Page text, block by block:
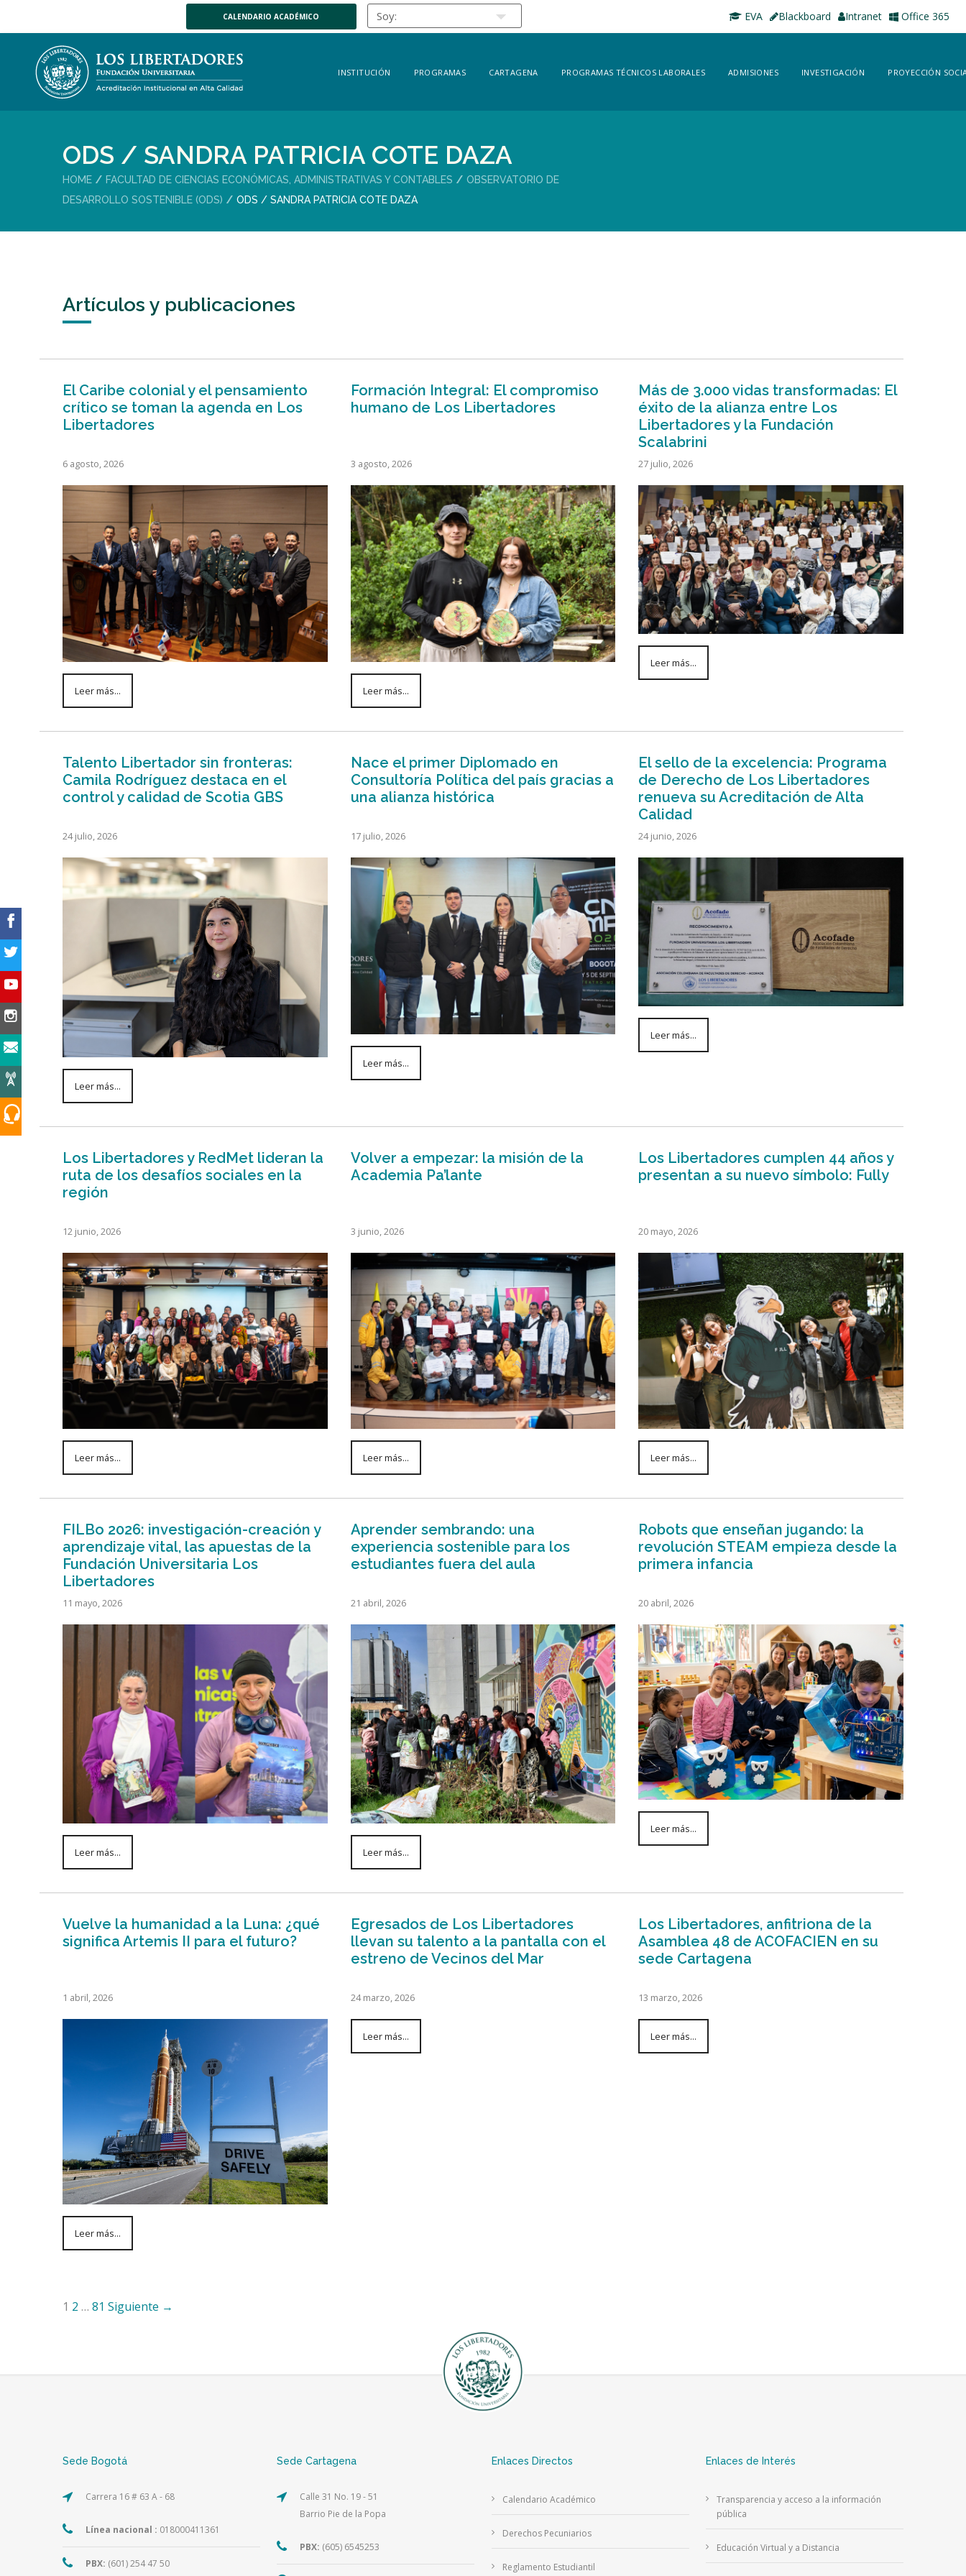
CALENDARIO ACADÉMICO EVA Blackboard Intranet Office 365
INSTITUCIÓN PROGRAMAS CARTAGENA PROGRAMAS TÉCNICOS LABORALES ADMISIONES INVESTIGACIÓN PROYECCIÓN
ODS / SANDRA PATRICIA COTE DAZA
HOME FACULTAD DE CIENCIAS ECONÓMICAS, ADMINISTRATIVAS Y CONTABLES
OBSERVATORIO DE
DESARROLLO SOSTENIBLE (ODS)
ODS / SANDRA PATRICIA COTE DAZA
Artículos y publicaciones
El Caribe colonial y el pensamiento
crítico se toman la agenda en Los
Libertadores
6 agosto, 2026
Leer más...
Formación Integral: El compromiso
humano de Los Libertadores
3 agosto, 2026
Leer más...
Más de 3.000 vidas transformadas: El
éxito de la alianza entre Los
Libertadores y la Fundación
Scalabrini
27 julio, 2026
Leer más...
Talento Libertador sin fronteras:
Camila Rodríguez destaca en el
control y calidad de Scotia GBS
24 julio, 2026
Leer más...
Nace el primer Diplomado en
Consultoría Política del país gracias a
una alianza histórica
17 julio, 2026
Leer más...
El sello de la excelencia: Programa
de Derecho de Los Libertadores
renueva su Acreditación de Alta
Calidad
24 junio, 2026
Leer más...
Los Libertadores y RedMet lideran la
ruta de los desafíos sociales en la
región
12 junio, 2026
Leer más...
Volver a empezar: la misión de la
Academia Pa’lante
3 junio, 2026
Leer más...
Los Libertadores cumplen 44 años y
presentan a su nuevo símbolo: Fully
20 mayo, 2026
Leer más...
FILBo 2026: investigación-creación y
aprendizaje vital, las apuestas de la
Fundación Universitaria Los
Libertadores
11 mayo, 2026
Leer más...
Aprender sembrando: una
experiencia sostenible para los
estudiantes fuera del aula
21 abril, 2026
Leer más...
Robots que enseñan jugando: la
revolución STEAM empieza desde la
primera infancia
20 abril, 2026
Leer más...
Vuelve la humanidad a la Luna: ¿qué
significa Artemis II para el futuro?
1 abril, 2026
Leer más...
Egresados de Los Libertadores
llevan su talento a la pantalla con el
estreno de Vecinos del Mar
24 marzo, 2026
Leer más...
Los Libertadores, anfitriona de la
Asamblea 48 de ACOFACIEN en su
sede Cartagena
13 marzo, 2026
Leer más...
1 2 … 81 Siguiente →
Sede Bogotá
Carrera 16 # 63 A - 68
Línea nacional : 018000411361
PBX: (601) 254 47 50
Sede Cartagena
Calle 31 No. 19 - 51
Barrio Pie de la Popa
PBX: (605) 6545253
Enlaces Directos
Calendario Académico
Derechos Pecuniarios
Reglamento Estudiantil
Enlaces de Interés
Transparencia y acceso a la información
pública
Educación Virtual y a Distancia